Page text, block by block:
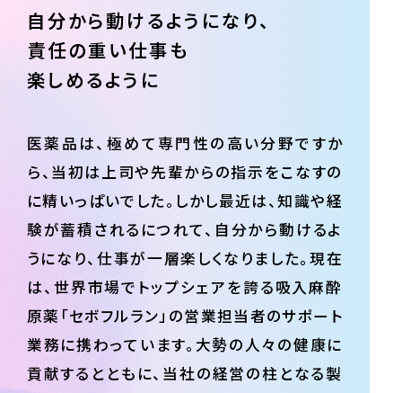
自分から動けるようになり、
責任の重い仕事も
楽しめるように
医薬品は、極めて専門性の高い分野ですか
ら、当初は上司や先輩からの指示をこなすの
に精いっぱいでした。しかし最近は、知識や経
験が蓄積されるにつれて、自分から動けるよ
うになり、仕事が一層楽しくなりました。現在
は、世界市場でトップシェアを誇る吸入麻酔
原薬「セボフルラン」の営業担当者のサポート
業務に携わっています。大勢の人々の健康に
貢献するとともに、当社の経営の柱となる製